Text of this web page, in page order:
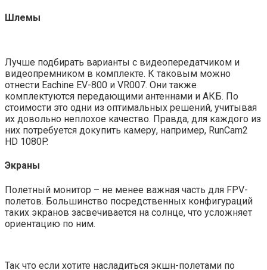
Шлемы
Лучше подбирать варианты с видеопередатчиком и
видеопремником в комплекте. К таковым можно
отнести Eachine EV-800 и VR007. Они также
комплектуются передающими антеннами и АКБ. По
стоимости это одни из оптимальных решений, учитывая
их довольно неплохое качество. Правда, для каждого из
них потребуется докупить камеру, например, RunCam2
HD 1080P.
Экраны
Полетный монитор – не менее важная часть для FPV-
полетов. Большинство посредственных конфигураций
таких экранов засвечивается на солнце, что усложняет
ориентацию по ним.
Так что если хотите насладиться экшн-полетами по